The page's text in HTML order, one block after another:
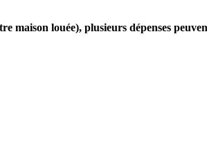
maison louée), plusieurs dépenses